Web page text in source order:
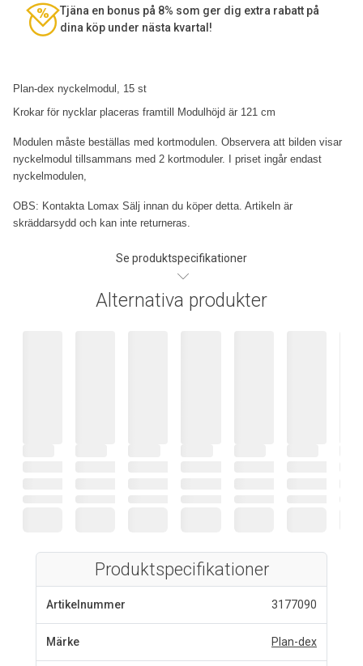
Plan-dex nyckelmodul, 15 st
Krokar för nycklar placeras framtill Modulhöjd är 121 cm
Modulen måste beställas med kortmodulen. Observera att bilden visar
nyckelmodul tillsammans med 2 kortmoduler. I priset ingår endast
nyckelmodulen,
OBS: Kontakta Lomax Sälj innan du köper detta. Artikeln är
skräddarsydd och kan inte returneras.
Se produktspecifikationer
Tjäna en bonus på 8% som ger dig extra rabatt på
dina köp under nästa kvartal!
Alternativa produkter
Produktspecifikationer
Artikelnummer 3177090
Märke Plan-dex